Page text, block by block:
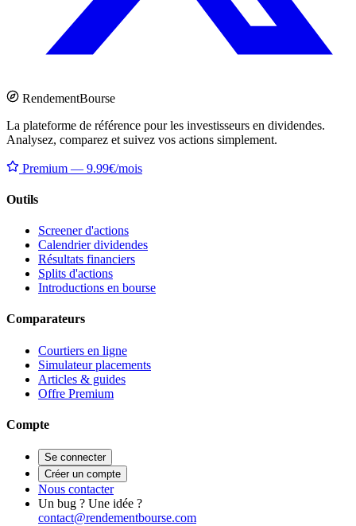
RendementBourse
La plateforme de référence pour les investisseurs en dividendes.
Analysez, comparez et suivez vos actions simplement.
Premium — 9.99€/mois
Outils
Screener d'actions
Calendrier dividendes
Résultats financiers
Splits d'actions
Introductions en bourse
Comparateurs
Courtiers en ligne
Simulateur placements
Articles & guides
Offre Premium
Compte
Se connecter
Créer un compte
Nous contacter
Un bug ? Une idée ?
contact@rendementbourse.com